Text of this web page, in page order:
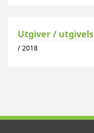
Utgiver /
/ 2018